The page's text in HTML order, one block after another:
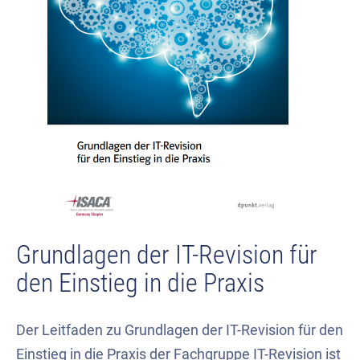
Grundlagen der IT-Revision für
den Einstieg in die Praxis
Der Leitfaden zu Grundlagen der IT-Revision für den
Einstieg in die Praxis der Fachgruppe IT-Revision ist